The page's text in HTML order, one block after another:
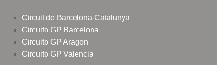
Circuit de Barcelona-Catalunya
Circuito GP Barcelona
Circuito GP Aragon
Circuito GP Valencia